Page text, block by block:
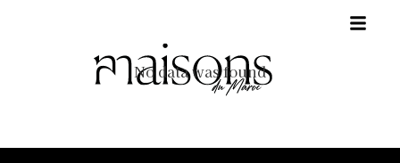
No data was found